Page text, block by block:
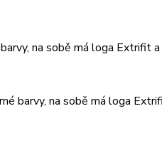
na sobě má loga Extrifit
barvy, na sobě má loga